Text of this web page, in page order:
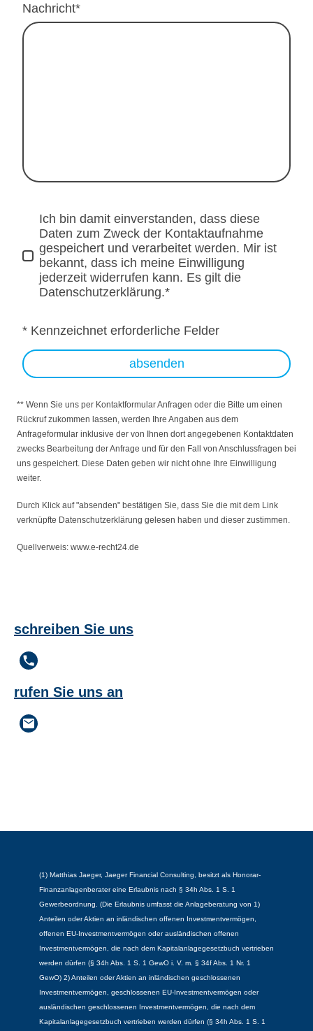
Nachricht*
Ich bin damit einverstanden, dass diese
Daten zum Zweck der Kontaktaufnahme
gespeichert und verarbeitet werden. Mir ist
bekannt, dass ich meine Einwilligung
jederzeit widerrufen kann. Es gilt die
Datenschutzerklärung.*
* Kennzeichnet erforderliche Felder
absenden
** Wenn Sie uns per Kontaktformular Anfragen oder die Bitte um einen
Rückruf zukommen lassen, werden Ihre Angaben aus dem
Anfrageformular inklusive der von Ihnen dort angegebenen Kontaktdaten
zwecks Bearbeitung der Anfrage und für den Fall von Anschlussfragen bei
uns gespeichert. Diese Daten geben wir nicht ohne Ihre Einwilligung
weiter.
Durch Klick auf "absenden" bestätigen Sie, dass Sie die mit dem Link
verknüpfte Datenschutzerklärung gelesen haben und dieser zustimmen.
Quellverweis: www.e-recht24.de
schreiben Sie uns
rufen Sie uns an
(1) Matthias Jaeger, Jaeger Financial Consulting, besitzt als Honorar-
Finanzanlagenberater eine Erlaubnis nach § 34h Abs. 1 S. 1
Gewerbeordnung. (Die Erlaubnis umfasst die Anlageberatung von 1)
Anteilen oder Aktien an inländischen offenen Investmentvermögen,
offenen EU-Investmentvermögen oder ausländischen offenen
Investmentvermögen, die nach dem Kapitalanlagegesetzbuch vertrieben
werden dürfen (§ 34h Abs. 1 S. 1 GewO i. V. m. § 34f Abs. 1 Nr. 1
GewO) 2) Anteilen oder Aktien an inländischen geschlossenen
Investmentvermögen, geschlossenen EU-Investmentvermögen oder
ausländischen geschlossenen Investmentvermögen, die nach dem
Kapitalanlagegesetzbuch vertrieben werden dürfen (§ 34h Abs. 1 S. 1